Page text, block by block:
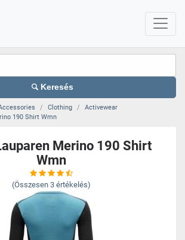
Keresés
Clothing
Activewear
190 Shirt Wmn
Merino 190 Shirt
Wmn
(Összesen 3 értékelés)